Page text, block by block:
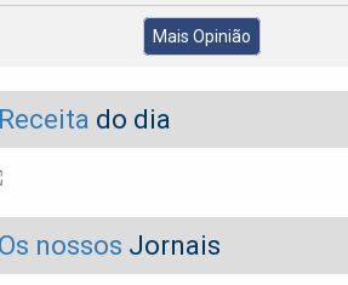
Mais Opinião
do dia
nossos Jornais